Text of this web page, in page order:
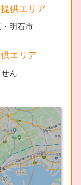
供エリア
明石市
エリア
ん